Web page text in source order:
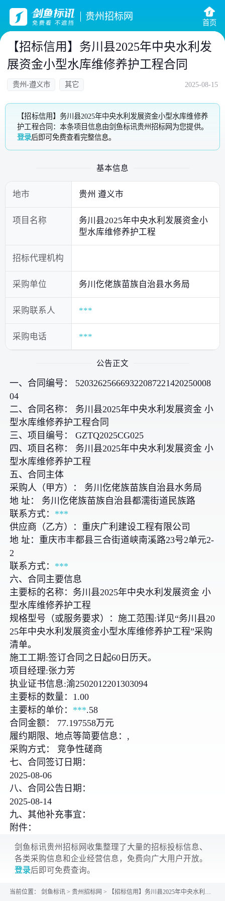
贵州招标网
首页
【招标信用】务川县2025年中央水利发
展资金小型水库维修养护工程合同
贵州-遵义市 其它 2025-08-15
【招标信用】务川县2025年中央水利发展资金小型水库维修养
护工程合同：本条项目信息由剑鱼标讯贵州招标网为您提供。
登录后即可免费查看完整信息。
基本信息
地市 贵州 遵义市
项目名称
务川县2025年中央水利发展资金小
型水库维修养护工程
招标代理机构
采购单位 务川仡佬族苗族自治县水务局
采购联系人 ***
采购电话 ***
公告正文
一、合同编号： 520326256669322087221420250008
04
二、合同名称： 务川县2025年中央水利发展资金 小
型水库维修养护工程合同
三、项目编号： GZTQ2025CG025
四、项目名称： 务川县2025年中央水利发展资金 小
型水库维修养护工程
五、合同主体
采购人（甲方）： 务川仡佬族苗族自治县水务局
地 址： 务川仡佬族苗族自治县都濡街道民族路
联系方式： ***
供应商（乙方）：重庆广利建设工程有限公司
地 址：重庆市丰都县三合街道峡南溪路23号2单元2-
2
联系方式： ***
六、合同主要信息
主要标的名称：务川县2025年中央水利发展资金 小
型水库维修养护工程
规格型号（或服务要求）：施工范围:详见“务川县20
25年中央水利发展资金小型水库维修养护工程”采购
清单。
施工工期:签订合同之日起60日历天。
项目经理:张力芳
执业证书信息:渝2502012201303094
主要标的数量：1.00
主要标的单价： ***.58
合同金额： 77.197558万元
履约期限、地点等简要信息：,
采购方式： 竞争性磋商
七、合同签订日期：
2025-08-06
八、合同公告日期：
2025-08-14
九、其他补充事宜：
附件：
剑鱼标讯贵州招标网收集整理了大量的招标投标信息、
各类采购信息和企业经营信息，免费向广大用户开放。
登录后即可免费查询。
当前位置： 剑鱼标讯 > 贵州招标网 > 【招标信用】务川县2025年中央水利发展资金小型水库维修养护工程合同